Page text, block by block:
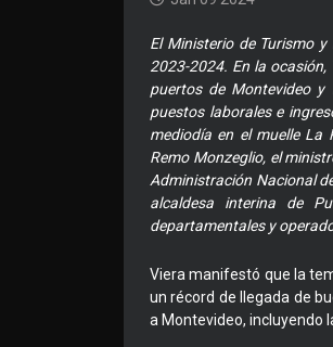
El Ministerio de Turismo
2023-2024. En la
puertos de Montevideo y
puestos laborales e
mediodía en el muelle La
Remo Monzeglio, el
Administración Nacional
alcaldesa interina de
departamentales y
Viera manifestó que la
un récord de llegada de
a Montevideo, incluyendo